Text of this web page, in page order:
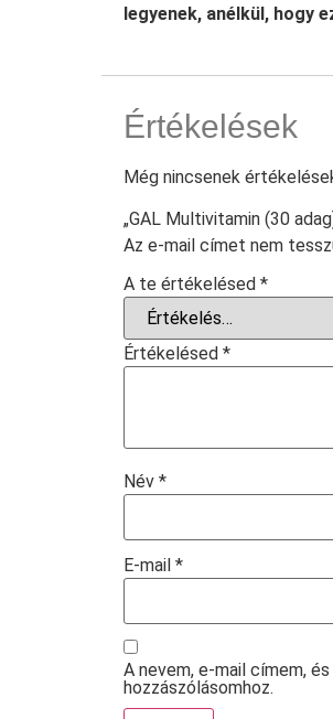
legyenek, anélkül, hogy
Értékelések
Még nincsenek
„GAL Multivitamin (30
Az e-mail címet nem
A te értékelésed *
Értékelésed *
Név *
E-mail *
A nevem, e-mail címem,
hozzászólásomhoz.